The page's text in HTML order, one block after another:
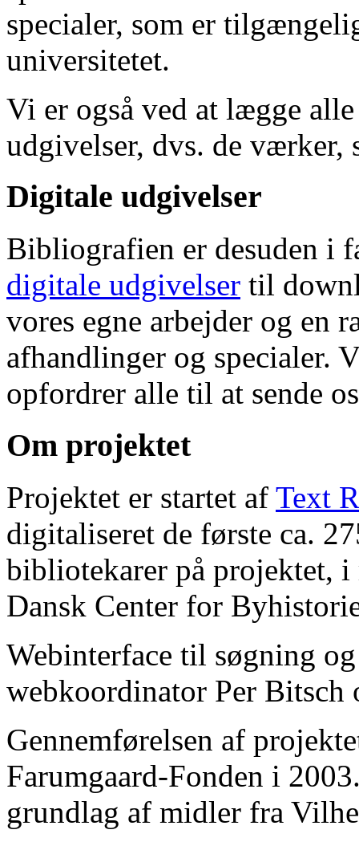
specialer, som er
universitetet.
Vi er også ved at lægge
udgivelser, dvs. de værker,
Digitale udgivelser
Bibliografien er desuden i
digitale udgivelser til
vores egne arbejder og en
afhandlinger og specialer.
opfordrer alle til at sende
Om projektet
Projektet er startet af Text
digitaliseret de første ca.
bibliotekarer på projektet, i
Dansk Center for
Webinterface til søgning
webkoordinator Per Bitsch
Gennemførelsen af
Farumgaard-Fonden i
grundlag af midler fra